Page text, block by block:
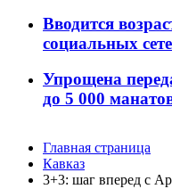
Вводится
социальных
Упрощена
до 5 000
Главная страница
Кавказ
3+3: шаг вперед с